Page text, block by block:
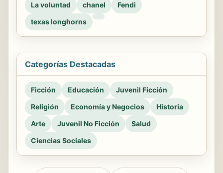
La voluntad
chanel
Fendi
texas longhorns
Categorías Destacadas
Ficción Educación
Juvenil Ficción
Religión
Economía y Negocios
Historia
Arte
Juvenil No Ficción
Salud
Ciencias Sociales